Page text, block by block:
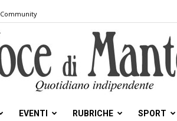
Community
EVENTI RUBRICHE SPORT